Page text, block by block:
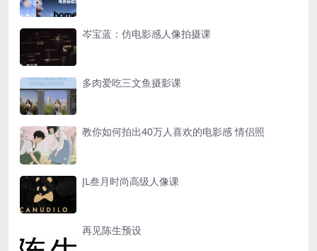
岑宝蓝：仿电影感人像拍摄课
多肉爱吃三文鱼摄影课
教你如何拍出40万人喜欢的电影感 情侣照
JL叁月时尚高级人像课
再见陈生预设